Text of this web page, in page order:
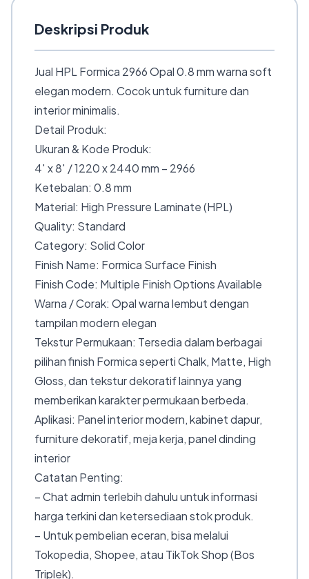
Deskripsi Produk
Jual HPL Formica 2966 Opal 0.8 mm warna soft
elegan modern. Cocok untuk furniture dan
interior minimalis.
Detail Produk:
Ukuran & Kode Produk:
4′ x 8′ / 1220 x 2440 mm – 2966
Ketebalan: 0.8 mm
Material: High Pressure Laminate (HPL)
Quality: Standard
Category: Solid Color
Finish Name: Formica Surface Finish
Finish Code: Multiple Finish Options Available
Warna / Corak: Opal warna lembut dengan
tampilan modern elegan
Tekstur Permukaan: Tersedia dalam berbagai
pilihan finish Formica seperti Chalk, Matte, High
Gloss, dan tekstur dekoratif lainnya yang
memberikan karakter permukaan berbeda.
Aplikasi: Panel interior modern, kabinet dapur,
furniture dekoratif, meja kerja, panel dinding
interior
Catatan Penting:
– Chat admin terlebih dahulu untuk informasi
harga terkini dan ketersediaan stok produk.
– Untuk pembelian eceran, bisa melalui
Tokopedia, Shopee, atau TikTok Shop (Bos
Triplek).